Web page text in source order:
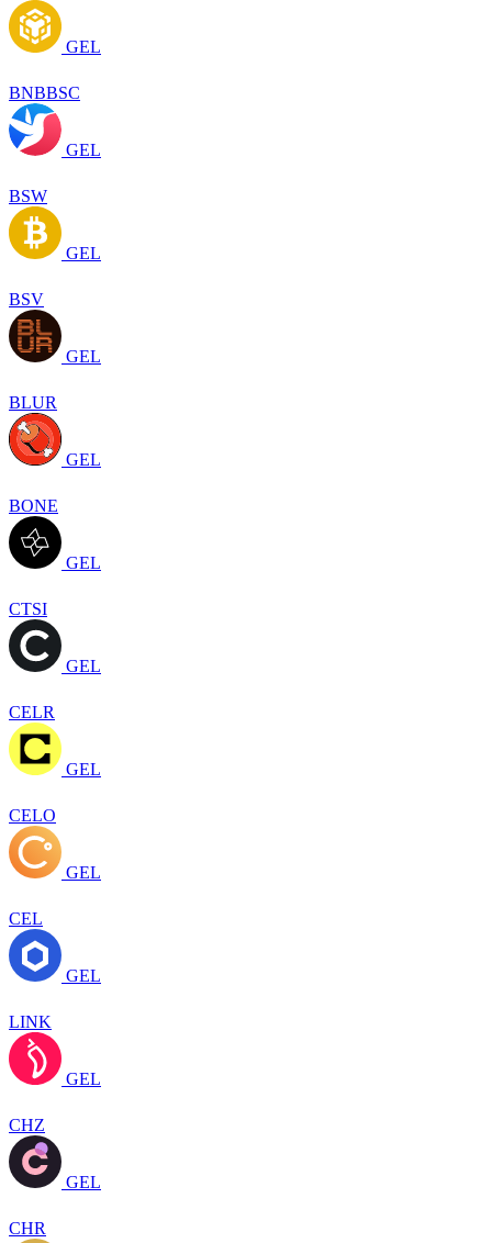
GEL
BNBBSC
GEL
BSW
GEL
BSV
GEL
BLUR
GEL
BONE
GEL
CTSI
GEL
CELR
GEL
CELO
GEL
CEL
GEL
LINK
GEL
CHZ
GEL
CHR